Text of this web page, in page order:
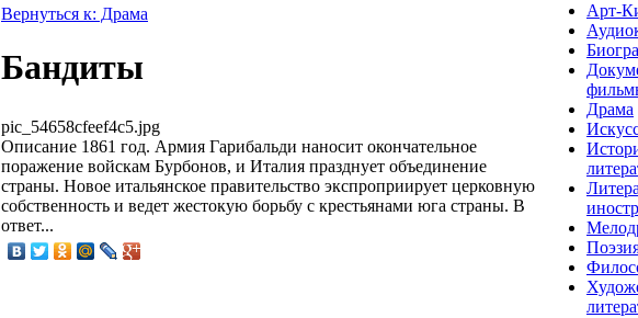
Вернуться к: Драма
Бандиты
pic_54658cfeef4c5.jpg
Описание 1861 год. Армия Гарибальди наносит окончательное
поражение войскам Бурбонов, и Италия празднует объединение
страны. Новое итальянское правительство экспроприирует церковную
собственность и ведет жестокую борьбу с крестьянами юга страны. В
ответ...
Арт-
Драма